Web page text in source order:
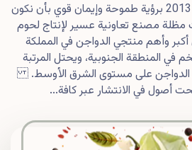
بدأت رحلتنا في أصول عام 2013 برؤية طموحة وإيمان قوي بأن نكون
مظلة مصنع تعاونية عسير لإنتاج لحوم
وأهم منتجي الدواجن في المملكة
في المنطقة الجنوبية، ويحتل المرتبة
الدواجن على مستوى الشرق الأوسط.
أصول في الانتشار عبر كافة...